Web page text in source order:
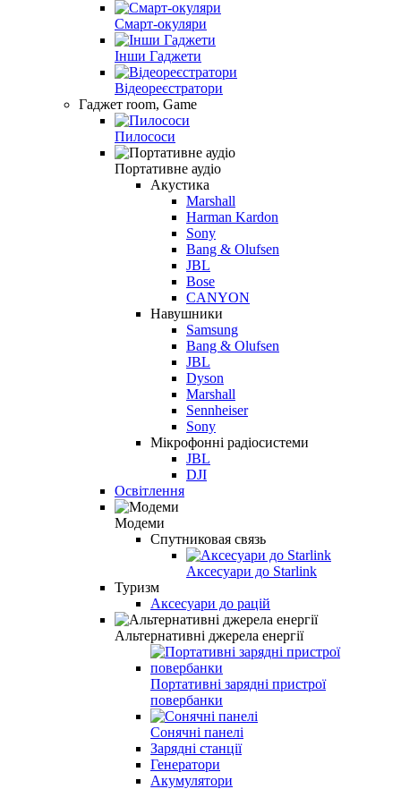
Смарт-окуляри
Інши Гаджети
Відеореєстратори
Гаджет room, Game
Пилососи
Портативне аудіо
Акустика
Marshall
Harman Kardon
Sony
Bang & Olufsen
JBL
Bose
CANYON
Навушники
Samsung
Bang & Olufsen
JBL
Dyson
Marshall
Sennheiser
Sony
Мікрофонні радіосистеми
JBL
DJI
Освітлення
Модеми
Спутниковая связь
Аксесуари до Starlink
Туризм
Аксесуари до рацій
Альтернативні джерела енергії
Портативні зарядні пристрої
повербанки
Сонячні панелі
Зарядні станції
Генератори
Акумулятори